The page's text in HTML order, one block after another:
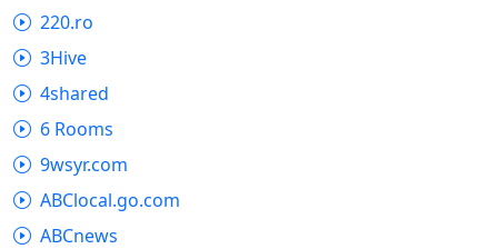
220.ro
3Hive
4shared
6 Rooms
9wsyr.com
ABClocal.go.com
ABCnews